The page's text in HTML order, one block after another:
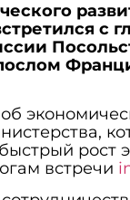
с
рост
встречи